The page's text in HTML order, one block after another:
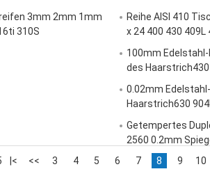
3mm 2mm 1mm
310S
Reihe AISI 410
x 24 400 430
100mm
des Haarstrich430
0.02mm
Haarstrich630
Getempertes
2560 0.2mm
|< << 3 4 5 6 7 8 9 10